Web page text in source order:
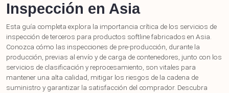
Inspección en Asia
Esta guía completa explora la importancia crítica de los servicios de
inspección de terceros para productos softline fabricados en Asia.
Conozca cómo las inspecciones de pre-producción, durante la
producción, previas al envío y de carga de contenedores, junto con los
servicios de clasificación y reprocesamiento, son vitales para
mantener una alta calidad, mitigar los riesgos de la cadena de
suministro y garantizar la satisfacción del comprador. Descubra